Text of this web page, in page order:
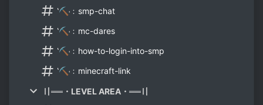
‛⛏˓﹕smp-chat
‛⛏˓﹕mc-dares
‛⛏˓﹕how-to-login-into-smp
‛⛏˓﹕minecraft-link
〢══・LEVEL AREA・══〢